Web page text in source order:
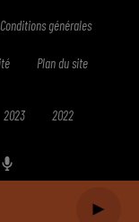
Conditions générales
Plan du site
2023 2022